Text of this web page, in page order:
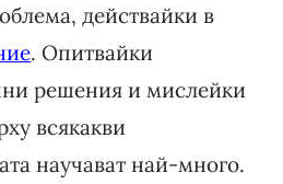
действайки в
. Опитвайки
решения и мислейки
всякакви
научават най-много.